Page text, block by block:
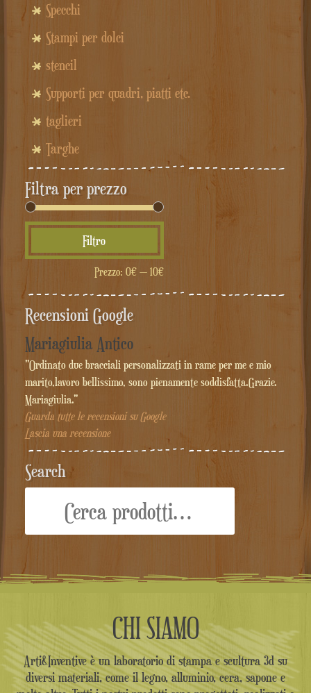
Specchi
Stampi per dolci
stencil
Supporti per quadri, piatti etc.
taglieri
Targhe
Filtra per prezzo
Min
Max
Filtro
Prezzo: 0€— 10€
Recensioni Google
Mariagiulia Antico
"Ordinato due bracciali personalizzati in rame per me e mio
marito,lavoro bellissimo, sono pienamente soddisfatta.Grazie.
Mariagiulia."
Guarda tutte le recensioni su Google
Lascia una recensione
Search
CHI SIAMO
Arti&Inventive è un laboratorio di stampa e scultura 3d su
diversi materiali, come il legno, alluminio, cera, sapone e